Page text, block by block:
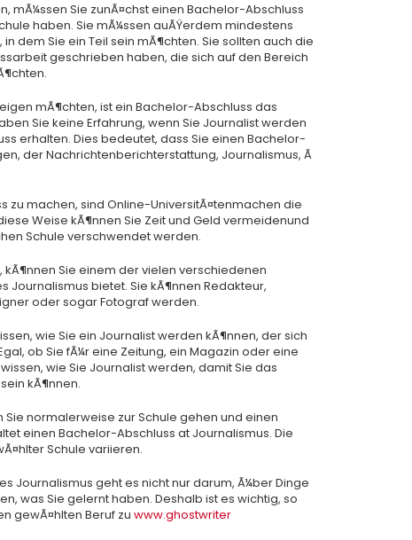
mÃ¼ssen Sie zunÃ¤chst einen Bachelor-Abschluss
haben. Sie mÃ¼ssen auÃŸerdem mindestens
dem Sie ein Teil sein mÃ¶chten. Sie sollten auch die
geschrieben haben, die sich auf den Bereich
mÃ¶chten, ist ein Bachelor-Abschluss das
Sie keine Erfahrung, wenn Sie Journalist werden
erhalten. Dies bedeutet, dass Sie einen Bachelor-
der Nachrichtenberichterstattung, Journalismus, Ã
zu machen, sind Online-UniversitÃ¤tenmachen die
Weise kÃ¶nnen Sie Zeit und Geld vermeidenund
Schule verschwendet werden.
Sie einem der vielen verschiedenen
bietet. Sie kÃ¶nnen Redakteur,
oder sogar Fotograf werden.
wie Sie ein Journalist werden kÃ¶nnen, der sich
ob Sie fÃ¼r eine Zeitung, ein Magazin oder eine
wie Sie Journalist werden, damit Sie das
kÃ¶nnen.
Sie normalerweise zur Schule gehen und einen
einen Bachelor-Abschluss at Journalismus. Die
Schule variieren.
Journalismus geht es nicht nur darum, Ã¼ber Dinge
was Sie gelernt haben. Deshalb ist es wichtig, so
gewÃ¤hlten Beruf zu www.ghostwriter